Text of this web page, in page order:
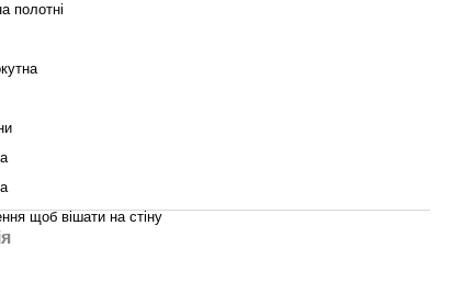
полотні
щоб вішати на стіну